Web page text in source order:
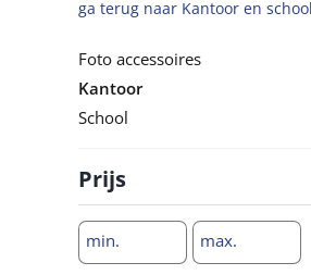
ga terug naar Kantoor en school
Foto accessoires
Kantoor
School
Prijs
min. max.